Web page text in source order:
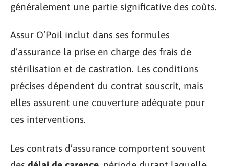
généralement une partie significative des coûts.
Assur O’Poil inclut dans ses formules
d’assurance la prise en charge des frais de
stérilisation et de castration. Les conditions
précises dépendent du contrat souscrit, mais
elles assurent une couverture adéquate pour
ces interventions.
Les contrats d’assurance comportent souvent